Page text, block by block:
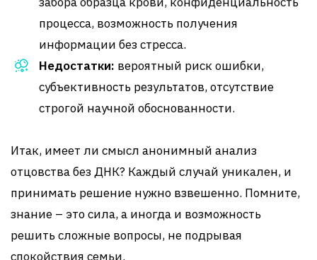
процесса, возможность получения
информации без стресса.
Недостатки: вероятный риск ошибки,
субъективность результатов, отсутствие
строгой научной обоснованности.
Итак, имеет ли смысл анонимный анализ
отцовства без ДНК? Каждый случай уникален, и
принимать решение нужно взвешенно. Помните,
знание – это сила, а иногда и возможность
решить сложные вопросы, не подрывая
спокойствия семьи.